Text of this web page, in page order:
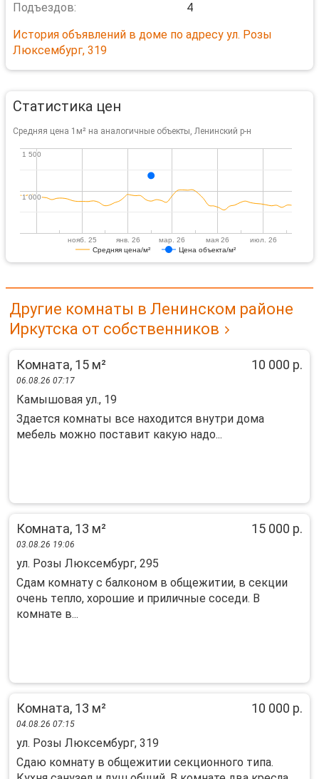
Подъездов:
4
История объявлений в доме по адресу ул. Розы
Люксембург, 319
Статистика цен
Средняя цена 1м² на аналогичные объекты, Ленинский р-н
Средняя цена/м² Цена объекта/м²
нояб. 25 янв. 26 мар. 26 мая 26 июл. 26
1 000
1 000
1 500
1 500
Другие комнаты в Ленинском районе
Иркутска от собственников
Комната, 15 м² 10 000 р.
06.08.26 07:17
Камышовая ул., 19
Здается комнаты все находится внутри дома
мебель можно поставит какую надо...
Комната, 13 м² 15 000 р.
03.08.26 19:06
ул. Розы Люксембург, 295
Cдaм комнату с бaлкoнoм в общежитии, в секции
oчень тeпло, xopoшиe и пpиличныe сoceди. B
кoмнате в...
Комната, 13 м² 10 000 р.
04.08.26 07:15
ул. Розы Люксембург, 319
Сдаю комнату в общежитии секционного типа.